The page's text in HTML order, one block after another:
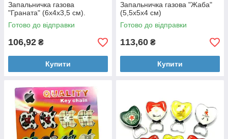
Запальничка газова
"Граната" (6х4х3,5 см).
Готово до відправки
106,92 ₴
Купити
Запальничка газова "Жаба"
(5,5х5х4 см)
Готово до відправки
113,60 ₴
Купити